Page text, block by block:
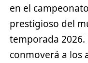
en el
prestigioso del
temporada
conmoverá a los